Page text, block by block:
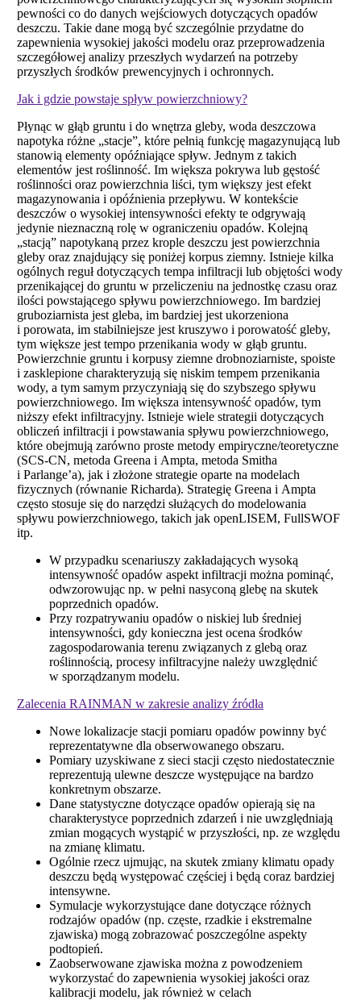
pewności co do danych wejściowych dotyczących opadów
deszczu. Takie dane mogą być szczególnie przydatne do
zapewnienia wysokiej jakości modelu oraz przeprowadzenia
szczegółowej analizy przeszłych wydarzeń na potrzeby
przyszłych środków prewencyjnych i ochronnych.
Jak i gdzie powstaje spływ powierzchniowy?
Płynąc w głąb gruntu i do wnętrza gleby, woda deszczowa
napotyka różne „stacje”, które pełnią funkcję magazynującą lub
stanowią elementy opóźniające spływ. Jednym z takich
elementów jest roślinność. Im większa pokrywa lub gęstość
roślinności oraz powierzchnia liści, tym większy jest efekt
magazynowania i opóźnienia przepływu. W kontekście
deszczów o wysokiej intensywności efekty te odgrywają
jedynie nieznaczną rolę w ograniczeniu opadów. Kolejną
„stacją” napotykaną przez krople deszczu jest powierzchnia
gleby oraz znajdujący się poniżej korpus ziemny. Istnieje kilka
ogólnych reguł dotyczących tempa infiltracji lub objętości wody
przenikającej do gruntu w przeliczeniu na jednostkę czasu oraz
ilości powstającego spływu powierzchniowego. Im bardziej
gruboziarnista jest gleba, im bardziej jest ukorzeniona
i porowata, im stabilniejsze jest kruszywo i porowatość gleby,
tym większe jest tempo przenikania wody w głąb gruntu.
Powierzchnie gruntu i korpusy ziemne drobnoziarniste, spoiste
i zasklepione charakteryzują się niskim tempem przenikania
wody, a tym samym przyczyniają się do szybszego spływu
powierzchniowego. Im większa intensywność opadów, tym
niższy efekt infiltracyjny. Istnieje wiele strategii dotyczących
obliczeń infiltracji i powstawania spływu powierzchniowego,
które obejmują zarówno proste metody empiryczne/teoretyczne
(SCS-CN, metoda Greena i Ampta, metoda Smitha
i Parlange’a), jak i złożone strategie oparte na modelach
fizycznych (równanie Richarda). Strategię Greena i Ampta
często stosuje się do narzędzi służących do modelowania
spływu powierzchniowego, takich jak openLISEM, FullSWOF
itp.
W przypadku scenariuszy zakładających wysoką
intensywność opadów aspekt infiltracji można pominąć,
odwzorowując np. w pełni nasyconą glebę na skutek
poprzednich opadów.
Przy rozpatrywaniu opadów o niskiej lub średniej
intensywności, gdy konieczna jest ocena środków
zagospodarowania terenu związanych z glebą oraz
roślinnością, procesy infiltracyjne należy uwzględnić
w sporządzanym modelu.
Zalecenia RAINMAN w zakresie analizy źródła
Nowe lokalizacje stacji pomiaru opadów powinny być
reprezentatywne dla obserwowanego obszaru.
Pomiary uzyskiwane z sieci stacji często niedostatecznie
reprezentują ulewne deszcze występujące na bardzo
konkretnym obszarze.
Dane statystyczne dotyczące opadów opierają się na
charakterystyce poprzednich zdarzeń i nie uwzględniają
zmian mogących wystąpić w przyszłości, np. ze względu
na zmianę klimatu.
Ogólnie rzecz ujmując, na skutek zmiany klimatu opady
deszczu będą występować częściej i będą coraz bardziej
intensywne.
Symulacje wykorzystujące dane dotyczące różnych
rodzajów opadów (np. częste, rzadkie i ekstremalne
zjawiska) mogą zobrazować poszczególne aspekty
podtopień.
Zaobserwowane zjawiska można z powodzeniem
wykorzystać do zapewnienia wysokiej jakości oraz
kalibracji modelu, jak również w celach